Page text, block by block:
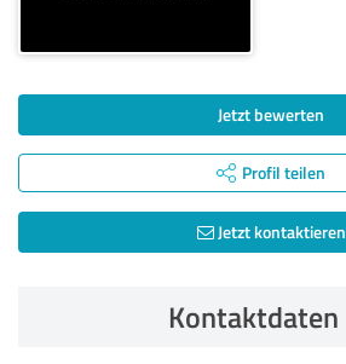
Jetzt bewerten
Profil teilen
Jetzt kontaktieren
Kontaktdaten